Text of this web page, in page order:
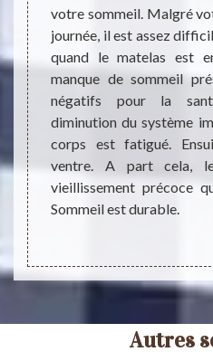
la
très
ne
sa
votre sommeil. Malgré
journée, il est assez
quand le matelas est
manque de sommeil
négatifs pour la
diminution du système
corps est fatigué.
ventre. A part cela,
vieillissement précoce
Sommeil est durable.
Autres